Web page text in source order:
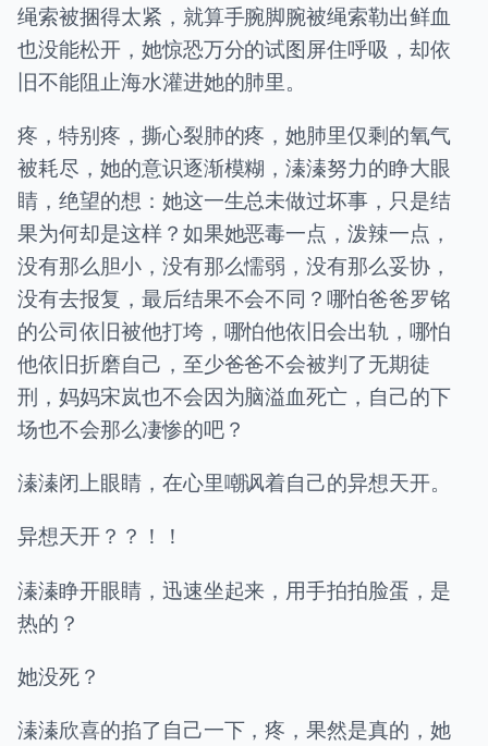
绳索被捆得太紧，就算手腕脚腕被绳索勒出鲜血
也没能松开，她惊恐万分的试图屏住呼吸，却依
旧不能阻止海水灌进她的肺里。
疼，特别疼，撕心裂肺的疼，她肺里仅剩的氧气
被耗尽，她的意识逐渐模糊，溱溱努力的睁大眼
睛，绝望的想：她这一生总未做过坏事，只是结
果为何却是这样？如果她恶毒一点，泼辣一点，
没有那么胆小，没有那么懦弱，没有那么妥协，
没有去报复，最后结果不会不同？哪怕爸爸罗铭
的公司依旧被他打垮，哪怕他依旧会出轨，哪怕
他依旧折磨自己，至少爸爸不会被判了无期徒
刑，妈妈宋岚也不会因为脑溢血死亡，自己的下
场也不会那么凄惨的吧？
溱溱闭上眼睛，在心里嘲讽着自己的异想天开。
异想天开？？！！
溱溱睁开眼睛，迅速坐起来，用手拍拍脸蛋，是
热的？
她没死？
溱溱欣喜的掐了自己一下，疼，果然是真的，她